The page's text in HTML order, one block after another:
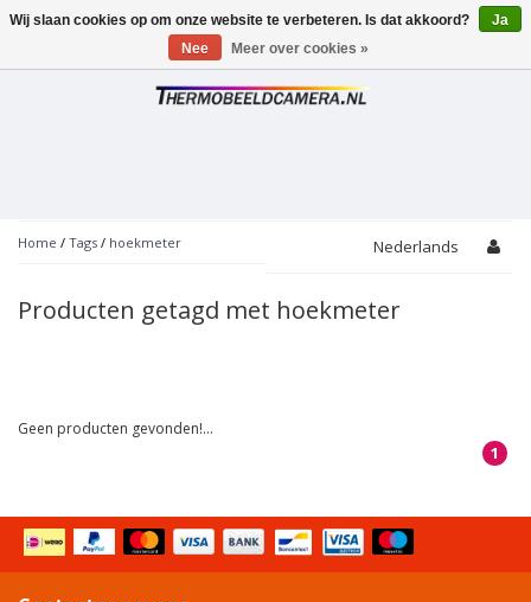
Toggle
Home / Tags / hoekmeter Nederlands
Producten getagd met hoekmeter
Geen producten gevonden!...
1
Wij slaan cookies op om onze website te verbeteren. Is dat akkoord?
Ja
Nee
Meer over cookies »